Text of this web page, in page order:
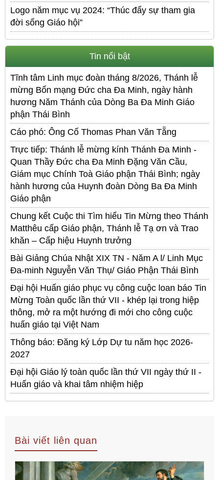
Logo năm mục vụ 2024: “Thúc đẩy sự tham gia
đời sống Giáo hội”
Tin nổi bật
Tĩnh tâm Linh mục đoàn tháng 8/2026, Thánh lễ
mừng Bổn mạng Đức cha Đa Minh, ngày hành
hương Năm Thánh của Dòng Ba Đa Minh Giáo
phận Thái Bình
Cáo phó: Ông Cố Thomas Phan Văn Tẵng
Trực tiếp: Thánh lễ mừng kính Thánh Đa Minh -
Quan Thầy Đức cha Đa Minh Đặng Văn Cầu,
Giám mục Chính Toà Giáo phận Thái Bình; ngày
hành hương của Huynh đoàn Dòng Ba Đa Minh
Giáo phận
Chung kết Cuộc thi Tìm hiểu Tin Mừng theo Thánh
Matthêu cấp Giáo phận, Thánh lễ Tạ ơn và Trao
khăn – Cấp hiệu Huynh trưởng
Bài Giảng Chúa Nhật XIX TN - Năm A l/ Linh Mục
Đa-minh Nguyễn Văn Thụ/ Giáo Phận Thái Bình
Đại hội Huấn giáo phục vụ công cuộc loan báo Tin
Mừng Toàn quốc lần thứ VII - khép lại trong hiệp
thông, mở ra một hướng đi mới cho công cuộc
huấn giáo tại Việt Nam
Thông báo: Đăng ký Lớp Dự tu năm học 2026-
2027
Đại hội Giáo lý toàn quốc lần thứ VII ngày thứ II -
Huấn giáo và khai tâm nhiệm hiệp
Bài viết liên quan